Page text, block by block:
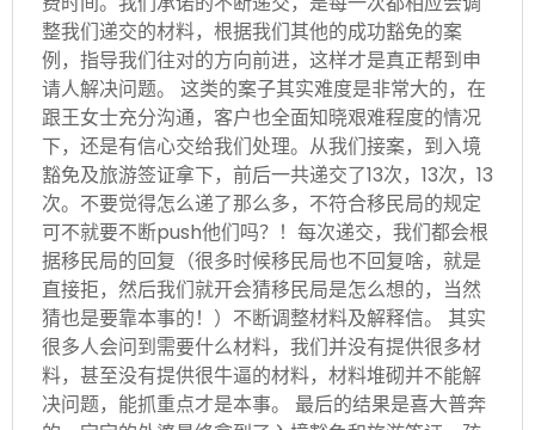
整我们递交的材料，根据我们其他的成功豁免的案
例，指导我们往对的方向前进，这样才是真正帮到申
请人解决问题。 这类的案子其实难度是非常大的，在
跟王女士充分沟通，客户也全面知晓艰难程度的情况
下，还是有信心交给我们处理。从我们接案，到入境
豁免及旅游签证拿下，前后一共递交了13次，13次，13
次。不要觉得怎么递了那么多，不符合移民局的规定
可不就要不断push他们吗？！每次递交，我们都会根
据移民局的回复（很多时候移民局也不回复啥，就是
直接拒，然后我们就开会猜移民局是怎么想的，当然
猜也是要靠本事的！）不断调整材料及解释信。 其实
很多人会问到需要什么材料，我们并没有提供很多材
料，甚至没有提供很牛逼的材料，材料堆砌并不能解
决问题，能抓重点才是本事。 最后的结果是喜大普奔